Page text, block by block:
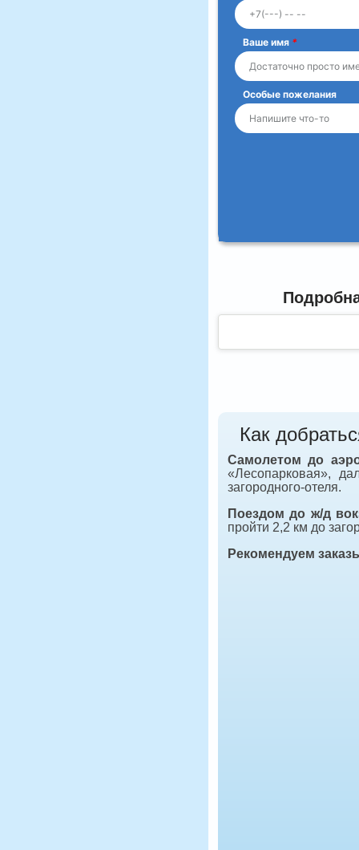
Ваше имя *
Особые пожелания
Как
Самолетом до
«Лесопарковая»,
загородного-отеля.
Поездом до ж/д
пройти 2,2 км до
Рекомендуем